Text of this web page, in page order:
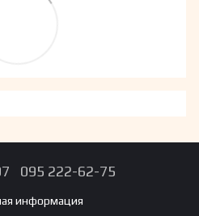
095 222-62-75
информация